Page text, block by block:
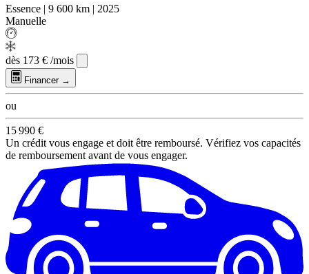
Essence | 9 600 km | 2025
Manuelle
dès 173 € /mois
Financer →
ou
15 990 €
Un crédit vous engage et doit être remboursé. Vérifiez vos capacités
de remboursement avant de vous engager.